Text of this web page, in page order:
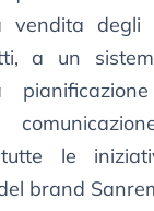
vendita degli
a un
le
brand